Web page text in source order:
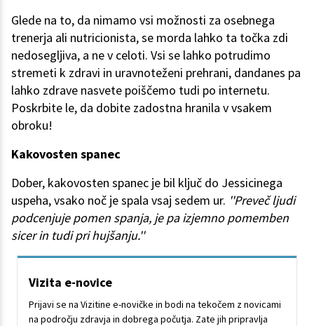
Glede na to, da nimamo vsi možnosti za osebnega
trenerja ali nutricionista, se morda lahko ta točka zdi
nedosegljiva, a ne v celoti. Vsi se lahko potrudimo
stremeti k zdravi in uravnoteženi prehrani, dandanes pa
lahko zdrave nasvete poiščemo tudi po internetu.
Poskrbite le, da dobite zadostna hranila v vsakem
obroku!
Kakovosten spanec
Dober, kakovosten spanec je bil ključ do Jessicinega
uspeha, vsako noč je spala vsaj sedem ur. ''Preveč ljudi
podcenjuje pomen spanja, je pa izjemno pomemben
sicer in tudi pri hujšanju.''
Vizita e-novice
Prijavi se na Vizitine e-novičke in bodi na tekočem z novicami
na področju zdravja in dobrega počutja. Zate jih pripravlja